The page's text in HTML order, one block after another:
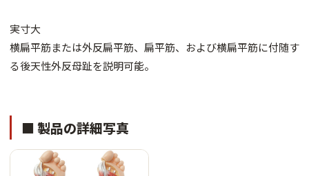
実寸大
横扁平筋または外反扁平筋、扁平筋、および横扁平筋に付随す
る後天性外反母趾を説明可能。
■ 製品の詳細写真